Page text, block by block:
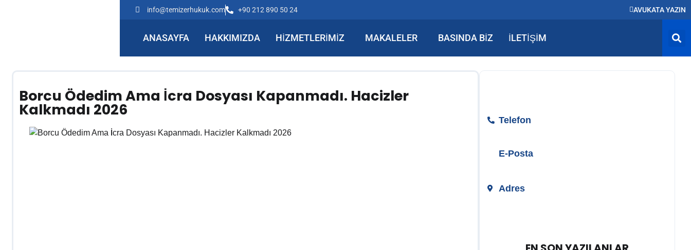
info@temizerhukuk.com +90 212 890 50 24 AVUKATA YAZIN
ANASAYFA HAKKIMIZDA HIZMETLERIMIZ MAKALELER BASINDA BIZ İLETIŞIM
Borcu Ödedim Ama İcra Dosyası Kapanmadı. Hacizler
Kalkmadı 2026
Telefon
E-Posta
Adres